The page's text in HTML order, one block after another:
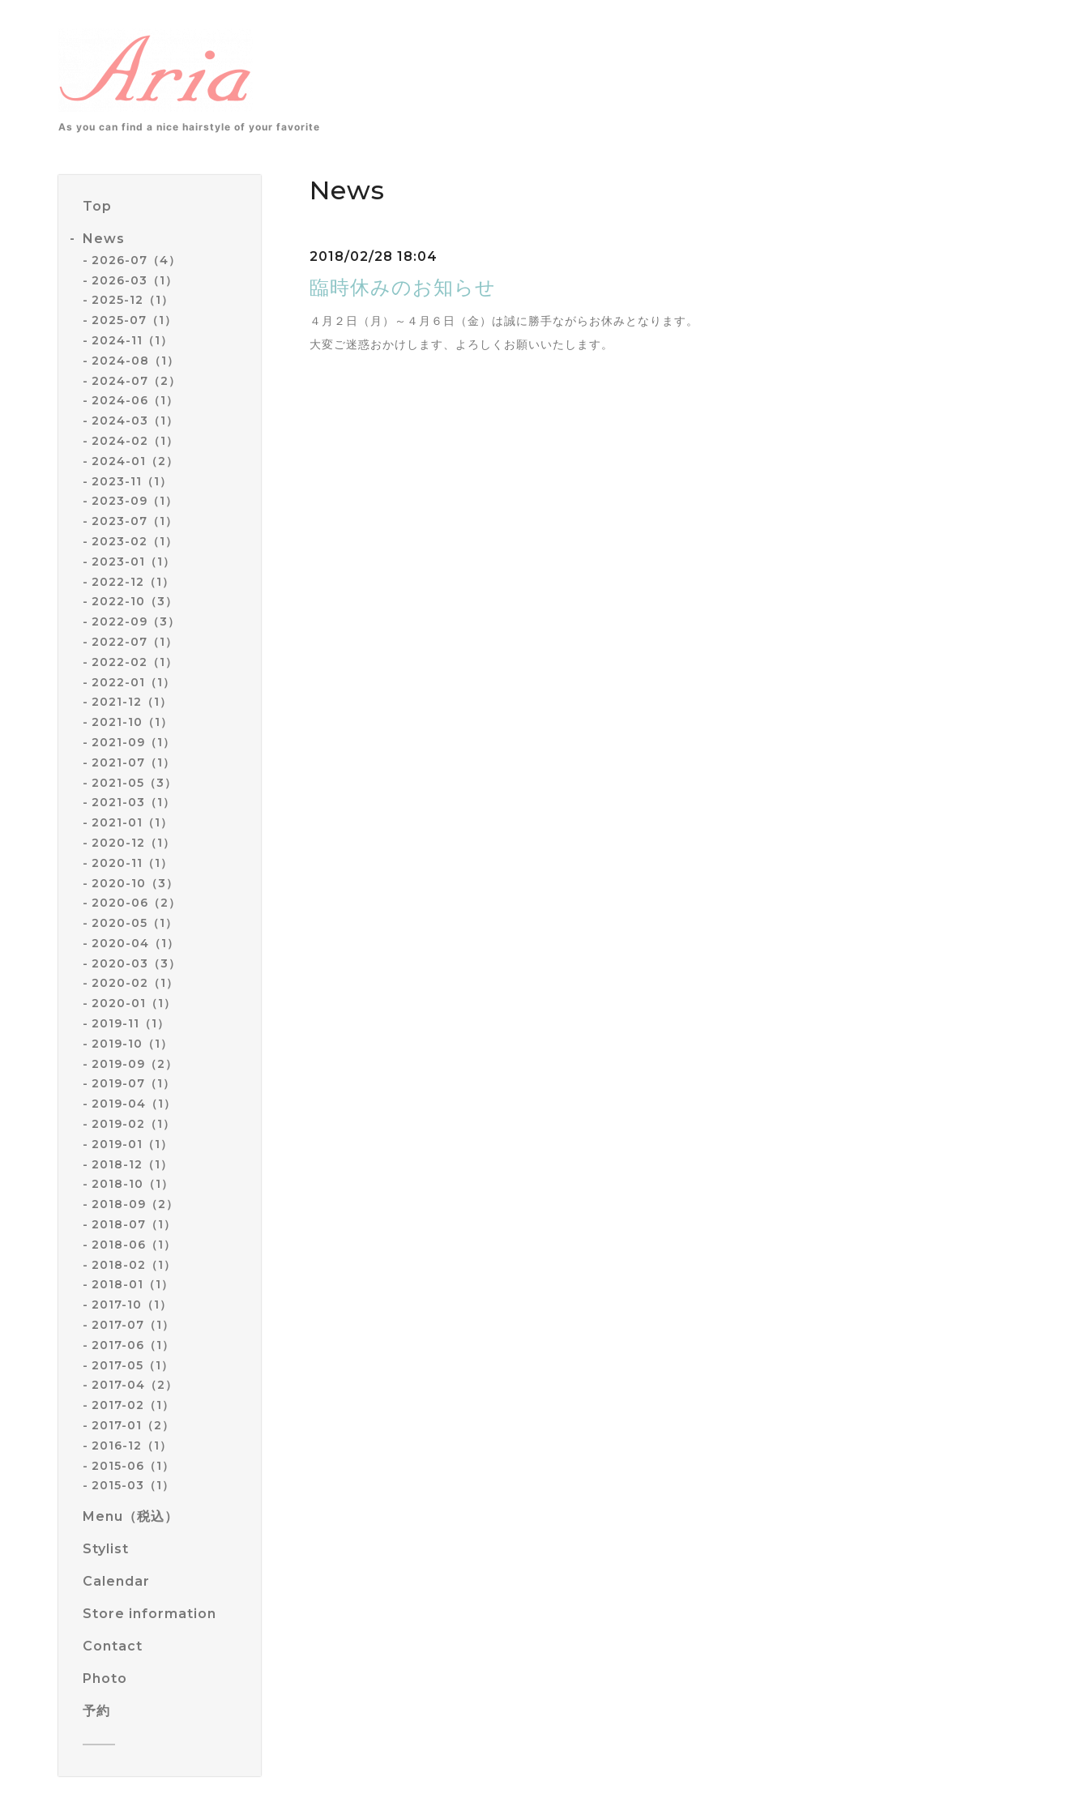
As you can find a nice hairstyle of your favorite
Top
News
2026-07（4）
2026-03（1）
2025-12（1）
2025-07（1）
2024-11（1）
2024-08（1）
2024-07（2）
2024-06（1）
2024-03（1）
2024-02（1）
2024-01（2）
2023-11（1）
2023-09（1）
2023-07（1）
2023-02（1）
2023-01（1）
2022-12（1）
2022-10（3）
2022-09（3）
2022-07（1）
2022-02（1）
2022-01（1）
2021-12（1）
2021-10（1）
2021-09（1）
2021-07（1）
2021-05（3）
2021-03（1）
2021-01（1）
2020-12（1）
2020-11（1）
2020-10（3）
2020-06（2）
2020-05（1）
2020-04（1）
2020-03（3）
2020-02（1）
2020-01（1）
2019-11（1）
2019-10（1）
2019-09（2）
2019-07（1）
2019-04（1）
2019-02（1）
2019-01（1）
2018-12（1）
2018-10（1）
2018-09（2）
2018-07（1）
2018-06（1）
2018-02（1）
2018-01（1）
2017-10（1）
2017-07（1）
2017-06（1）
2017-05（1）
2017-04（2）
2017-02（1）
2017-01（2）
2016-12（1）
2015-06（1）
2015-03（1）
Menu（税込）
Stylist
Calendar
Store information
Contact
Photo
予約
News
2018/02/28 18:04
臨時休みのお知らせ
４月２日（月）～４月６日（金）は誠に勝手ながらお休みとなります。
大変ご迷惑おかけします、よろしくお願いいたします。